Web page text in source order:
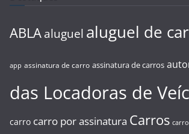
ABLA aluguel aluguel de
app assinatura de carro assinatura de carros
das Locadoras de
carro carro por assinatura Carros